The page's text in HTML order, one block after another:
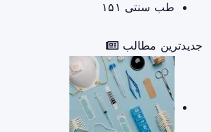
طب سنتی ۱۵۱
جدیدترین مطالب